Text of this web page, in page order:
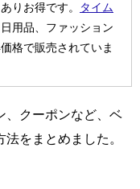
りお得です。
タイム
用品、ファッション
格で販売されていま
、クーポンなど、ベ
をまとめました。